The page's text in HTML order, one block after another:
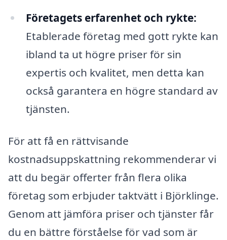
Företagets erfarenhet och rykte:
Etablerade företag med gott rykte kan
ibland ta ut högre priser för sin
expertis och kvalitet, men detta kan
också garantera en högre standard av
tjänsten.
För att få en rättvisande
kostnadsuppskattning rekommenderar vi
att du begär offerter från flera olika
företag som erbjuder taktvätt i Björklinge.
Genom att jämföra priser och tjänster får
du en bättre förståelse för vad som är